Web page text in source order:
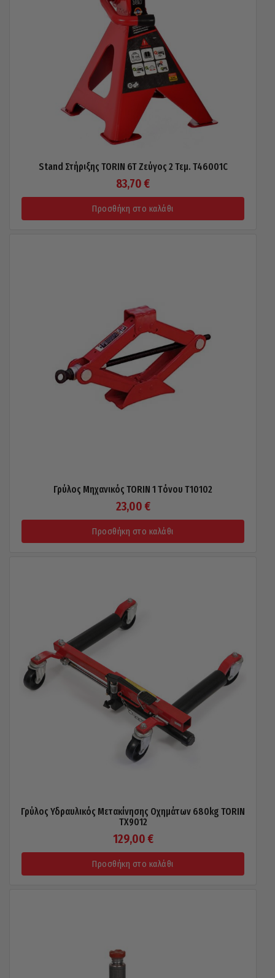
Stand Στήριξης TORIN 6T Ζεύγος 2 Τεμ. T46001C
83,70 €
Προσθήκη στο καλάθι
Γρύλος Μηχανικός TORIN 1 Tόνου T10102
23,00 €
Προσθήκη στο καλάθι
Γρύλος Υδραυλικός Μετακίνησης Οχημάτων 680kg TORIN
TX9012
129,00 €
Προσθήκη στο καλάθι